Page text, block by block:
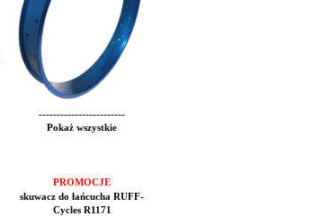
------------------------
Pokaż wszystkie
PROMOCJE
skuwacz do łańcucha RUFF-
Cycles R1171